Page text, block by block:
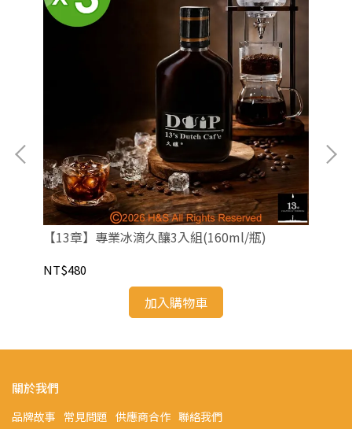
【13章】專業冰滴久釀3入組(160ml/瓶)
NT$480
加入購物車
關於我們
品牌故事 常見問題 供應商合作 聯絡我們